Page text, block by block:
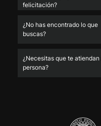
felicitación?
¿No has encontrado lo que
buscas?
¿Necesitas que te atiendan
persona?